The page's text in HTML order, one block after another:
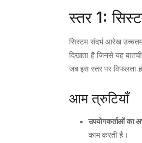
स्तर 1:
सिस्टम संदर्भ आरेख उच्चतम
दिखाता है जिनसे यह
जब इस स्तर पर विफलता
आम त्रुटियाँ
उपयोगकर्ताओं का
काम करती है।